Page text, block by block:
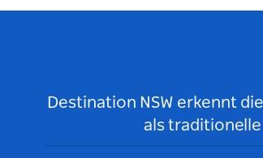
Destination NSW erkennt
als traditionelle